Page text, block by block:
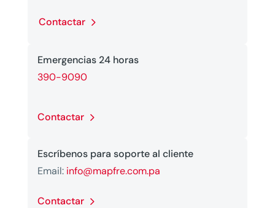
Contactar
Emergencias 24 horas
390-9090
Contactar
Escríbenos para soporte al cliente
Email: info@mapfre.com.pa
Contactar